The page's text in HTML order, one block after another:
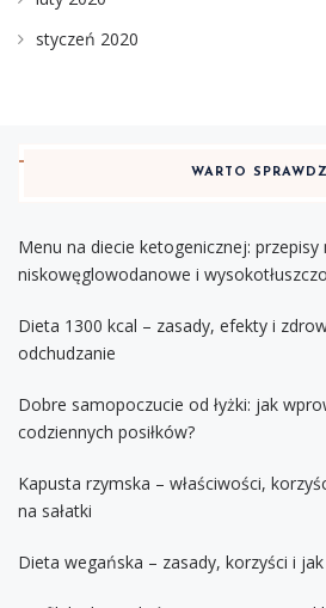
styczeń 2020
WARTO
Menu na diecie ketogenicznej: przepisy
niskowęglowodanowe i
Dieta 1300 kcal – zasady, efekty i
odchudzanie
Dobre samopoczucie od łyżki: jak
codziennych posiłków?
Kapusta rzymska – właściwości,
na sałatki
Dieta wegańska – zasady, korzyści i